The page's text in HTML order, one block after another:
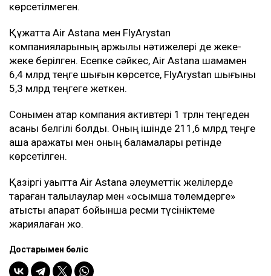
көрсетілмеген.
Құжатта Air Astana мен FlyArystan
компанияларының қаржылық нәтижелері де жеке-
жеке берілген. Есепке сәйкес, Air Astana шамамен
6,4 млрд теңге шығын көрсетсе, FlyArystan шығыны
5,3 млрд теңгеге жеткен.
Сонымен қатар компания активтері 1 трлн теңгеден
асқаны белгілі болды. Оның ішінде 211,6 млрд теңге
ақша қаражаты мен оның баламалары ретінде
көрсетілген.
Қазіргі уақытта Air Astana әлеуметтік желілерде
тараған талқылаулар мен «қосымша төлемдерге»
қатысты ақпарат бойынша ресми түсініктеме
жариялаған жоқ.
Достарыңмен бөліс